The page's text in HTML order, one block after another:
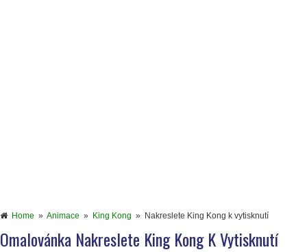
Home » Animace » King Kong » Nakreslete King Kong k vytisknutí
Omalovánka Nakreslete King Kong K Vytisknutí